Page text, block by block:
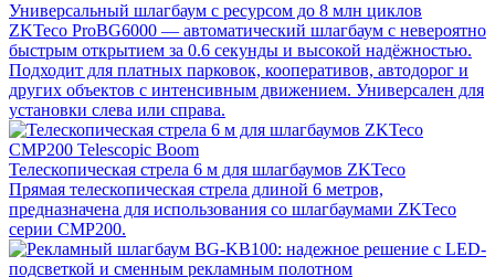
Универсальный шлагбаум с ресурсом до 8 млн циклов
ZKTeco ProBG6000 — автоматический шлагбаум с невероятно
быстрым открытием за 0.6 секунды и высокой надёжностью.
Подходит для платных парковок, кооперативов, автодорог и
других объектов с интенсивным движением. Универсален для
установки слева или справа.
CMP200 Telescopic Boom
Телескопическая стрела 6 м для шлагбаумов ZKTeco
Прямая телескопическая стрела длиной 6 метров,
предназначена для использования со шлагбаумами ZKTeco
серии CMP200.